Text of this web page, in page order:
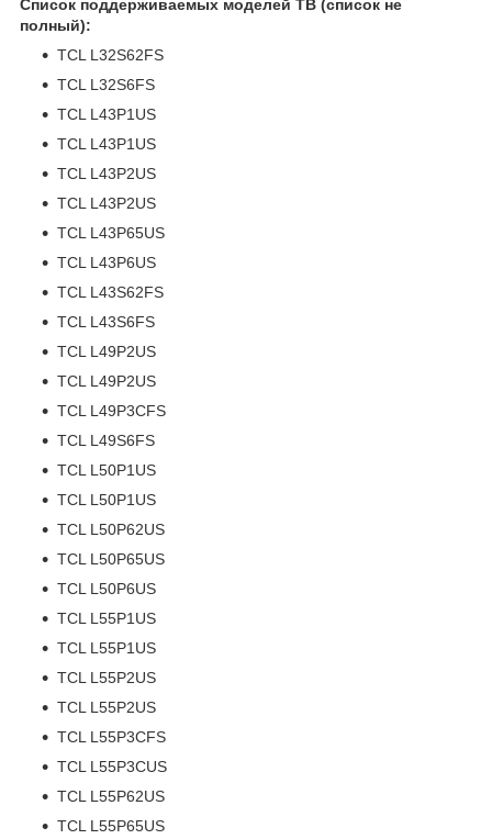
Список поддерживаемых моделей ТВ (список не
полный):
TCL L32S62FS
TCL L32S6FS
TCL L43P1US
TCL L43P1US
TCL L43P2US
TCL L43P2US
TCL L43P65US
TCL L43P6US
TCL L43S62FS
TCL L43S6FS
TCL L49P2US
TCL L49P2US
TCL L49P3CFS
TCL L49S6FS
TCL L50P1US
TCL L50P1US
TCL L50P62US
TCL L50P65US
TCL L50P6US
TCL L55P1US
TCL L55P1US
TCL L55P2US
TCL L55P2US
TCL L55P3CFS
TCL L55P3CUS
TCL L55P62US
TCL L55P65US